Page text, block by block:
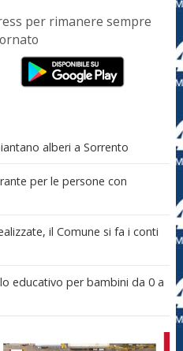
per rimanere sempre
alberi a Sorrento
per le persone con
il Comune si fa i conti
educativo per bambini da 0 a